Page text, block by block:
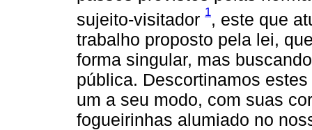
sujeito-visitador 1, este que
trabalho proposto pela lei,
forma singular, mas
pública. Descortinamos
um a seu modo, com suas
fogueirinhas alumiado no